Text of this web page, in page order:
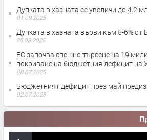
Дупката в хазната се увеличи до 4.2
01.09.2025
Дупката в хазната върви към 5-6% от
25.08.2025
ЕС започва спешно търсене на 19
покриване на бюджетния дефицит на
08.07.2025
Бюджетният дефицит през май
02.07.2025